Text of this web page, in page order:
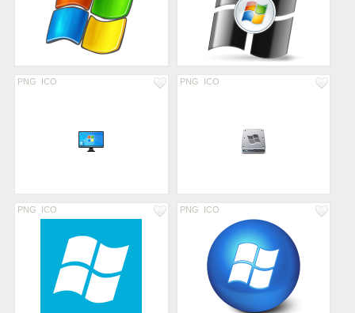
PNG ICO PNG ICO
PNG ICO PNG ICO